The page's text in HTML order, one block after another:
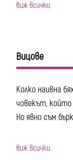
виж всички
Вицове
Колко наивна
човекът, който
Но явно съм
виж всички